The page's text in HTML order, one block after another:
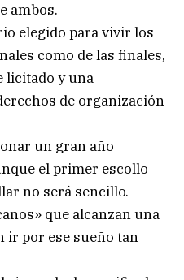
ambos.
elegido para vivir los
como de las finales,
licitado y una
de organización
un gran año
el primer escollo
no será sencillo.
que alcanzan una
ir por ese sueño tan